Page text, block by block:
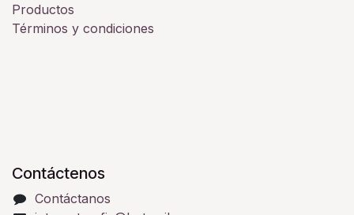
Productos
Términos y condiciones
Contáctenos
Contáctanos